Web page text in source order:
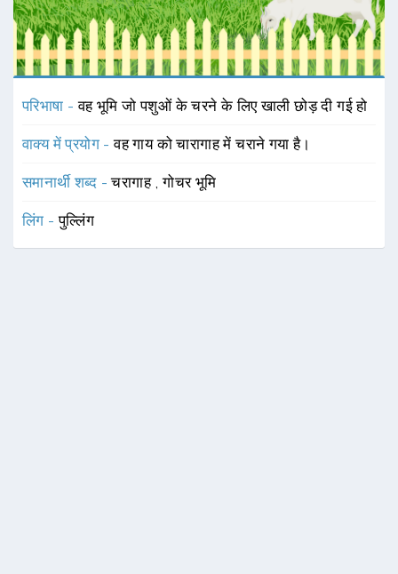
परिभाषा -वह भूमि जो पशुओं के चरने के लिए खाली छोड़ दी गई हो
वाक्य में प्रयोग -वह गाय को चारागाह में चराने गया है।
समानार्थी शब्द -चरागाह ,गोचर भूमि
लिंग -पुल्लिंग